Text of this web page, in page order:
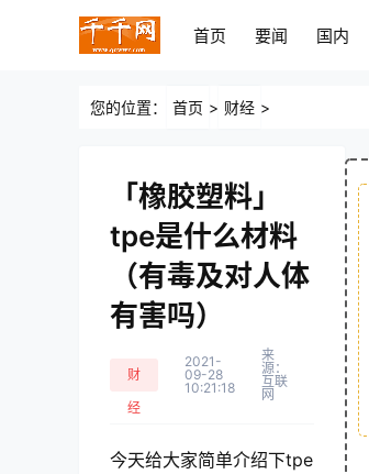
首页 要闻 国内
您的位置： 首页 > 财经 >
「橡胶塑料」
tpe是什么材料
（有毒及对人体
有害吗）
财
经
2021-
09-28
10:21:18
来
源：
互联
网
今天给大家简单介绍下tpe